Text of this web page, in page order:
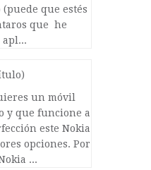
(puede que estés
que he
apl...
un móvil
y que funcione a
este Nokia
opciones. Por
...